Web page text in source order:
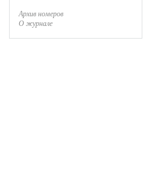
Архив номеров
О журнале